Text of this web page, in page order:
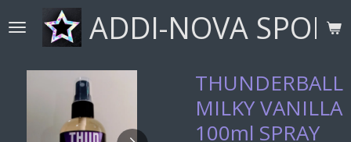
direct
hoofdinhoud
ADDI-NOVA
THUNDERBALL
MILKY VANILLA
100ml SPRAY